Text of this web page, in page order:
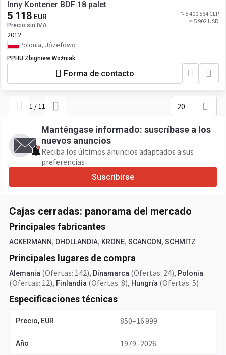
Inny Kontener BDF 18 palet
5 118 EUR
Precio sin IVA
≈ 5 400 564 CLP
≈ 5 902 USD
2012
Polonia, Józefowo
PPHU Zbigniew Woźniak
Forma de contacto
1 /11 20
Manténgase informado: suscríbase a los
nuevos anuncios
Reciba los últimos anuncios adaptados a sus
preferencias
Suscribirse
Cajas cerradas: panorama del mercado
Principales fabricantes
ACKERMANN, DHOLLANDIA, KRONE, SCANCON, SCHMITZ
Principales lugares de compra
Alemania (Ofertas: 142), Dinamarca (Ofertas: 24), Polonia
(Ofertas: 12), Finlandia (Ofertas: 8), Hungría (Ofertas: 5)
Especificaciones técnicas
Precio, EUR 850–16 999
Año 1979–2026